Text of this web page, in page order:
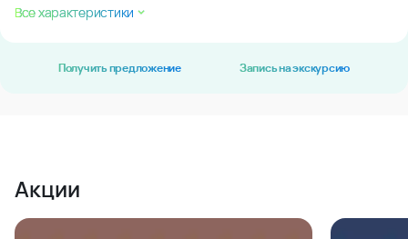
Все характеристики
Получить предложение Запись на экскурсию
Акции